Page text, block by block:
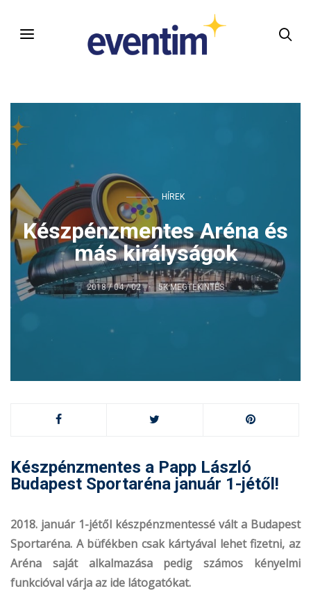
HÍREK
Készpénzmentes Aréna és
más királyságok
2018 / 04 / 02 5K MEGTEKINTÉS
Készpénzmentes a Papp László
Budapest Sportaréna január 1-jétől!
2018. január 1-jétől készpénzmentessé vált a Budapest
Sportaréna. A büfékben csak kártyával lehet fizetni, az
Aréna saját alkalmazása pedig számos kényelmi
funkcióval várja az ide látogatókat.